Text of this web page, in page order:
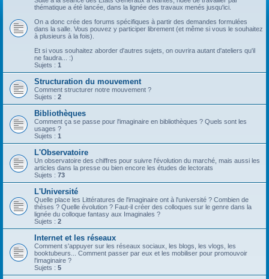
thématique a été lancée, dans la lignée des travaux menés jusqu'ici.
On a donc crée des forums spécifiques à partir des demandes formulées
dans la salle. Vous pouvez y participer librement (et même si vous le souhaitez
à plusieurs à la fois).
Et si vous souhaitez aborder d'autres sujets, on ouvrira autant d'ateliers qu'il
ne faudra... :)
Sujets : 1
Structuration du mouvement
Comment structurer notre mouvement ?
Sujets : 2
Bibliothèques
Comment ça se passe pour l'imaginaire en bibliothèques ? Quels sont les
usages ?
Sujets : 1
L'Observatoire
Un observatoire des chiffres pour suivre l'évolution du marché, mais aussi les
articles dans la presse ou bien encore les études de lectorats
Sujets : 73
L'Université
Quelle place les Littératures de l'imaginaire ont à l'université ? Combien de
thèses ? Quelle évolution ? Faut-il créer des colloques sur le genre dans la
lignée du colloque fantasy aux Imaginales ?
Sujets : 2
Internet et les réseaux
Comment s'appuyer sur les réseaux sociaux, les blogs, les vlogs, les
booktubeurs... Comment passer par eux et les mobiliser pour promouvoir
l'imaginaire ?
Sujets : 5